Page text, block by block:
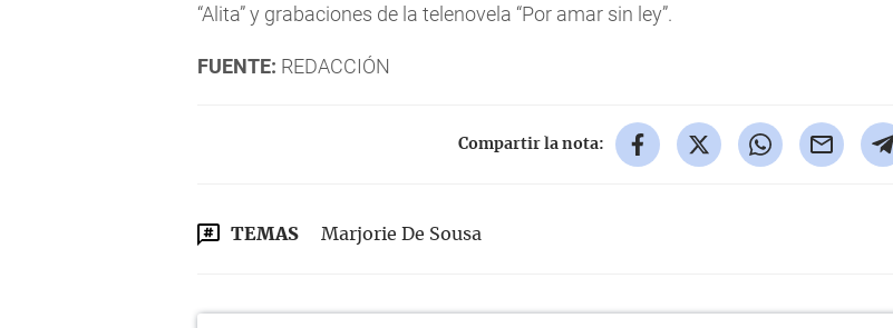
“Alita” y grabaciones de la telenovela “Por amar sin ley”.
FUENTE: REDACCIÓN
Compartir la nota:
TEMAS Marjorie De Sousa